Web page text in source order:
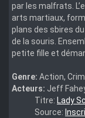
par les malfrats.
arts martiaux,
plans des sbires
de la souris.
petite fille et
Genre: Action,
Acteurs: Jeff
Titre: Lady
Source: